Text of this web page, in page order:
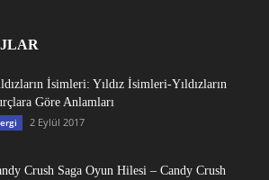
İsimleri: Yıldız İsimleri-Yıldızların
Göre Anlamları
2 Eylül 2017
Crush Saga Oyun Hilesi – Candy Crush